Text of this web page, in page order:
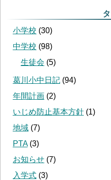
小学校 (30)
中学校 (98)
生徒会 (5)
葛川小中日記 (94)
年間計画 (2)
いじめ防止基本方針 (1)
地域 (7)
PTA (3)
お知らせ (7)
入学式 (3)